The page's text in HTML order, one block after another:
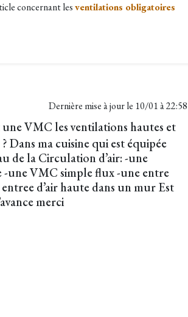
concernant lesventilations obligatoires
Dernière mise à jour le 10/01 à 22:58
VMC les ventilations hautes et
Dans ma cuisine qui est équipée
de la Circulation d’air: -une
-une VMC simple flux -une entre
d’air haute dans un mur Est
merci